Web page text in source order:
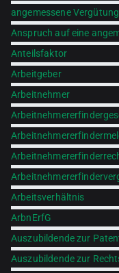
angemessene Vergütung
Anspruch auf eine
Anteilsfaktor
Arbeitgeber
Arbeitnehmer
Arbeitsverhältnis
ArbnErfG
Auszubildende zur
Auszubildende zur